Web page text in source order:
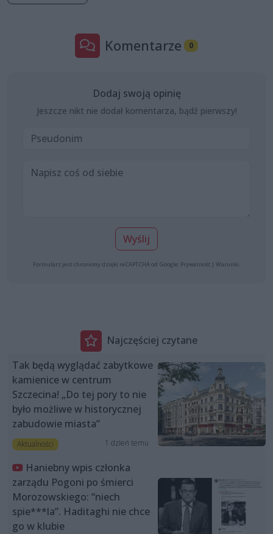
Komentarze 0
Dodaj swoją opinię
Jeszcze nikt nie dodał komentarza, bądź pierwszy!
Wyślij
Formularz jest chroniony dzięki reCAPTCHA od Google: Prywatność | Warunki
Najczęściej czytane
Tak będą wyglądać zabytkowe
kamienice w centrum
Szczecina! „Do tej pory to nie
było możliwe w historycznej
zabudowie miasta”
Aktualności 1 dzień temu
Haniebny wpis członka
zarządu Pogoni po śmierci
Morozowskiego: “niech
spie***la”. Haditaghi nie chce
go w klubie